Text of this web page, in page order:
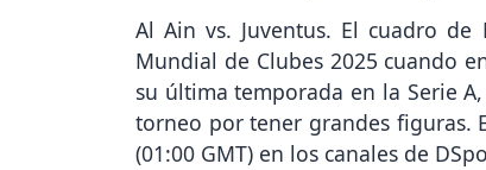
Al Ain vs. Juventus. El cuadro
Mundial de Clubes 2025 cuando
su última temporada en la Serie
torneo por tener grandes figuras.
(01:00 GMT) en los canales de